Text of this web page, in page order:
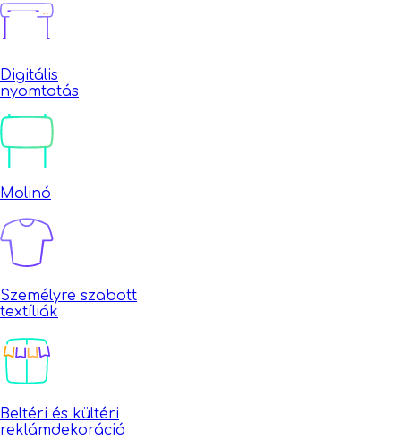
Digitális
nyomtatás
Molinó
Személyre szabott
textíliák
Beltéri és kültéri
reklámdekoráció